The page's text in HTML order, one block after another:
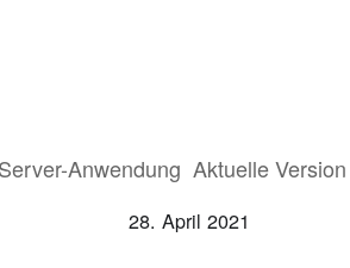
Server-Anwendung Aktuelle Version
Der Vater des
28. April 2021